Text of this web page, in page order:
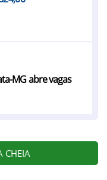
MG abre vagas
CHEIA